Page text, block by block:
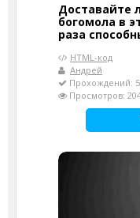
Доставайте
богомола в
раза
HTML-код
Андрей
Прохождений:
Просмотров: